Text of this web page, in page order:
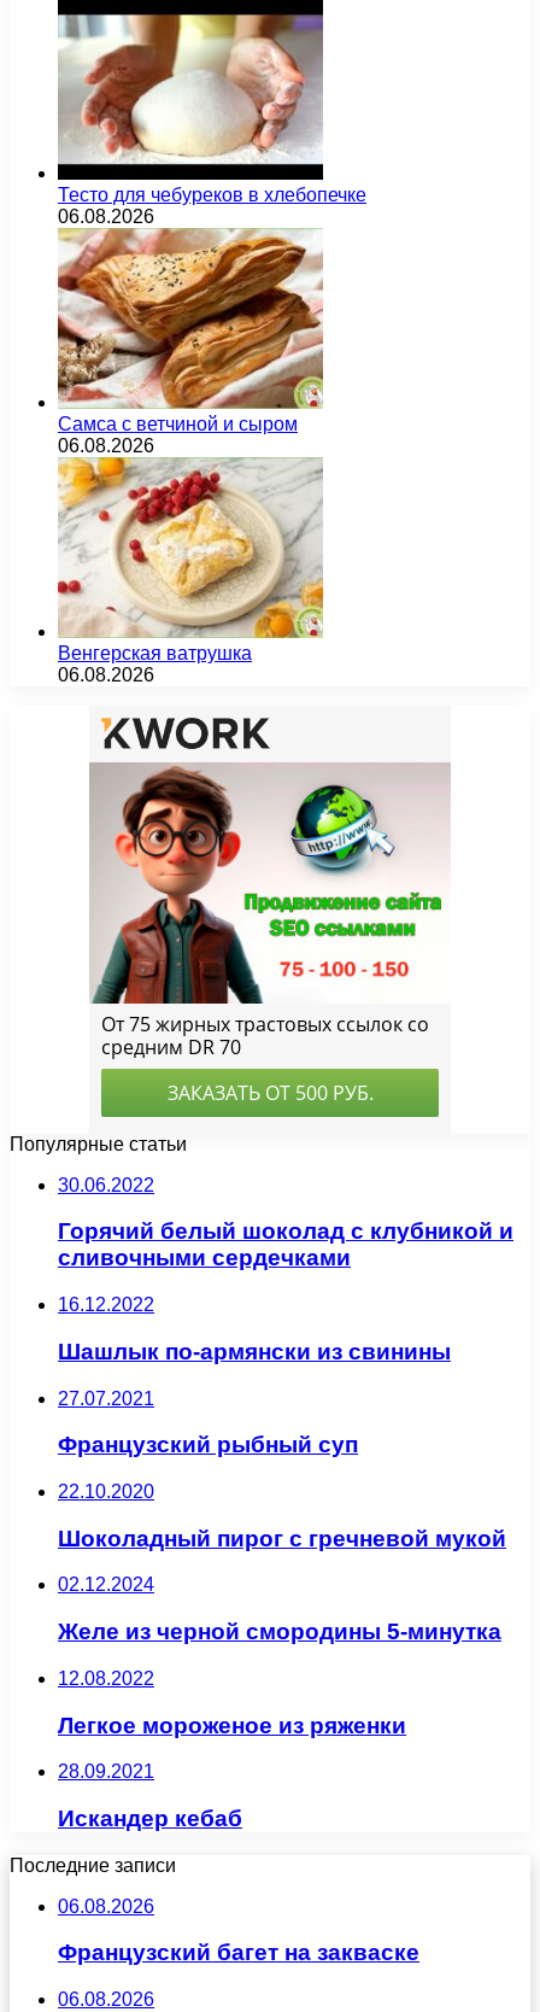
Тесто для чебуреков в хлебопечке
06.08.2026
Самса с ветчиной и сыром
06.08.2026
Венгерская ватрушка
06.08.2026
Популярные статьи
30.06.2022
Горячий белый шоколад с клубникой и
сливочными сердечками
16.12.2022
Шашлык по-армянски из свинины
27.07.2021
Французский рыбный суп
22.10.2020
Шоколадный пирог с гречневой мукой
02.12.2024
Желе из черной смородины 5-минутка
12.08.2022
Легкое мороженое из ряженки
28.09.2021
Искандер кебаб
Последние записи
06.08.2026
Французский багет на закваске
06.08.2026